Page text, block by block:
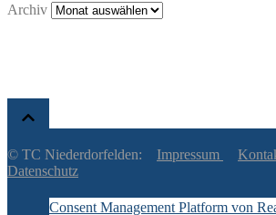
Archiv
© TC Niederdorfelden: Impressum
Datenschutz
Consent Management Platform von